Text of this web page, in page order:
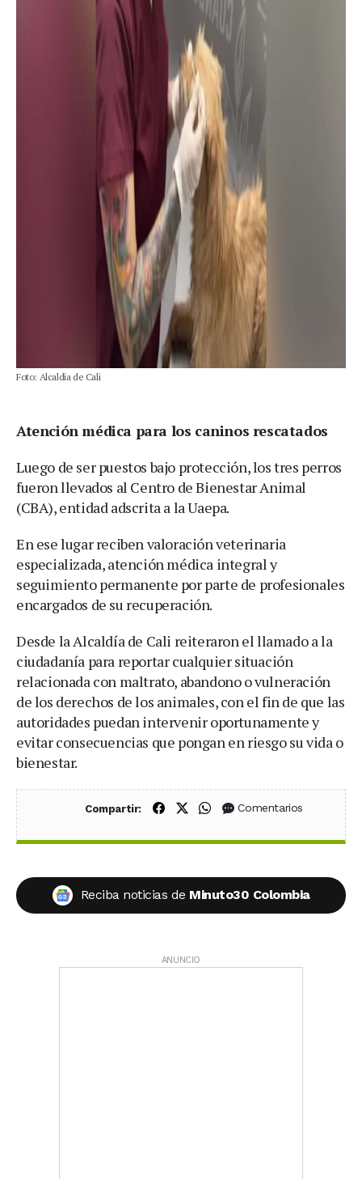
Foto: Alcaldía de Cali
Atención médica para los caninos rescatados
Luego de ser puestos bajo protección, los tres perros
fueron llevados al Centro de Bienestar Animal
(CBA), entidad adscrita a la Uaepa.
En ese lugar reciben valoración veterinaria
especializada, atención médica integral y
seguimiento permanente por parte de profesionales
encargados de su recuperación.
Desde la Alcaldía de Cali reiteraron el llamado a la
ciudadanía para reportar cualquier situación
relacionada con maltrato, abandono o vulneración
de los derechos de los animales, con el fin de que las
autoridades puedan intervenir oportunamente y
evitar consecuencias que pongan en riesgo su vida o
bienestar.
Compartir: Compartir en Facebook
Compartir en X (Twitter)
Compartir en WhatsApp
Comentarios
Reciba noticias de Minuto30 Colombia
ANUNCIO